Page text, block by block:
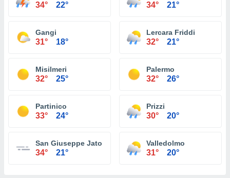
34° 22° 34° 21°
Gangi
31° 18°
Lercara Friddi
32° 21°
Misilmeri
32° 25°
Palermo
32° 26°
Partinico
33° 24°
Prizzi
30° 20°
San Giuseppe Jato
34° 21°
Valledolmo
31° 20°